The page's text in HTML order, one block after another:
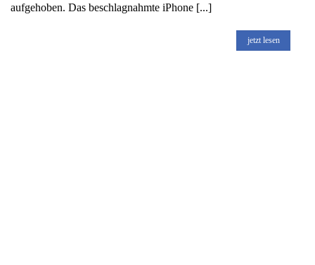
aufgehoben. Das beschlagnahmte iPhone [...]
jetzt lesen